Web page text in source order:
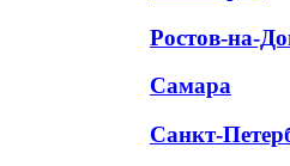
Ростов-на-
Самара
Санкт-